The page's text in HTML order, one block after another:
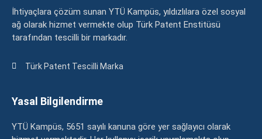
İhtiyaçlara çözüm sunan YTÜ Kampüs, yıldızlılara özel sosyal
ağ olarak hizmet vermekte olup Türk Patent Enstitüsü
tarafından tescilli bir markadır.
Türk Patent Tescilli Marka
Yasal Bilgilendirme
YTÜ Kampüs, 5651 sayılı kanuna göre yer sağlayıcı olarak